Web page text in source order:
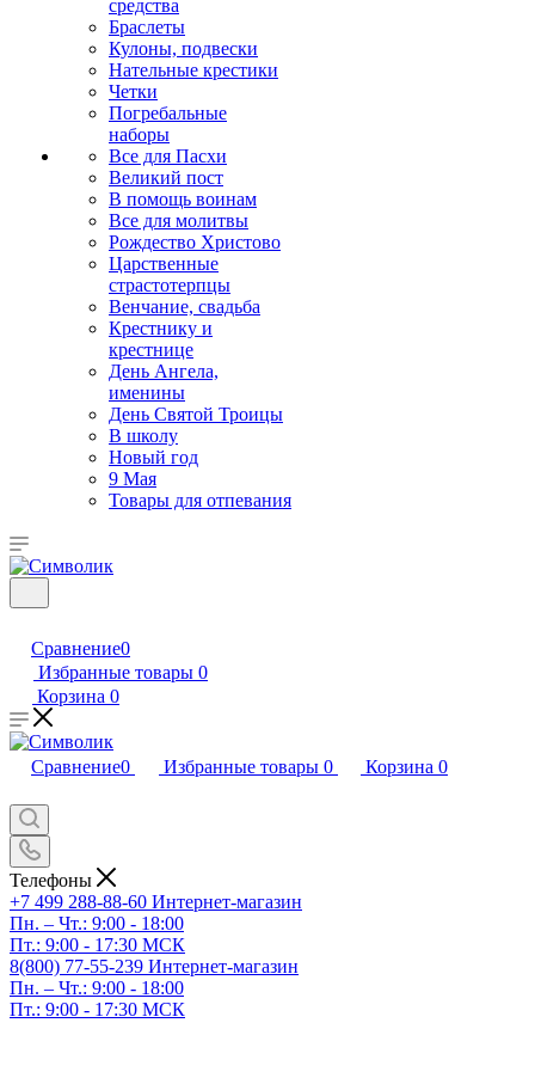
средства
Браслеты
Кулоны, подвески
Нательные крестики
Четки
Погребальные
наборы
Все для Пасхи
Великий пост
В помощь воинам
Все для молитвы
Рождество Христово
Царственные
страстотерпцы
Венчание, свадьба
Крестнику и
крестнице
День Ангела,
именины
День Святой Троицы
В школу
Новый год
9 Мая
Товары для отпевания
Сравнение0
Избранные товары 0
Корзина 0
Сравнение0 Избранные товары 0 Корзина 0
Телефоны
+7 499 288-88-60 Интернет-магазин
Пн. – Чт.: 9:00 - 18:00
Пт.: 9:00 - 17:30 МСК
8(800) 77-55-239 Интернет-магазин
Пн. – Чт.: 9:00 - 18:00
Пт.: 9:00 - 17:30 МСК